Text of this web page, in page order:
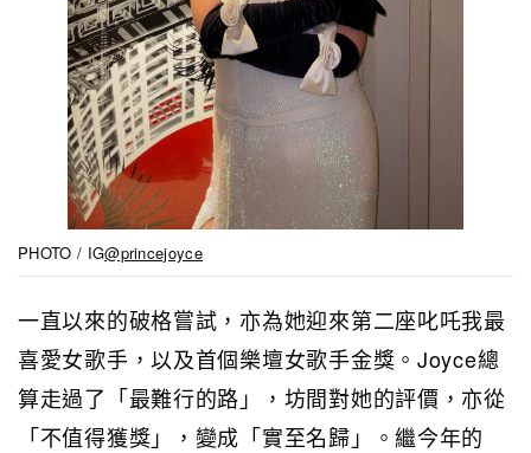
PHOTO / IG@princejoyce
一直以來的破格嘗試，亦為她迎來第二座叱吒我最
喜愛女歌手，以及首個樂壇女歌手金獎。Joyce總
算走過了「最難行的路」，坊間對她的評價，亦從
「不值得獲獎」，變成「實至名歸」。繼今年的